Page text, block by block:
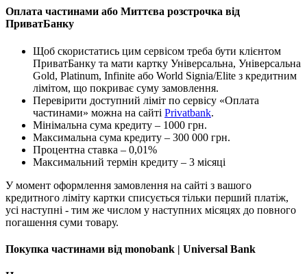
Оплата частинами або Миттєва розстрочка від
ПриватБанку
Щоб скористатись цим сервісом треба бути клієнтом
ПриватБанку та мати картку Універсальна, Універсальна
Gold, Platinum, Infinite або World Signia/Elite з кредитним
лімітом, що покриває суму замовлення.
Перевірити доступний ліміт по сервісу «Оплата
частинами» можна на сайті Privatbank.
Мінімальна сума кредиту – 1000 грн.
Максимальна сума кредиту – 300 000 грн.
Процентна ставка – 0,01%
Максимальний термін кредиту – 3 місяці
У момент оформлення замовлення на сайті з вашого
кредитного ліміту картки списується тільки перший платіж,
усі наступні - тим же числом у наступних місяцях до повного
погашення суми товару.
Покупка частинами від monobank | Universal Bank